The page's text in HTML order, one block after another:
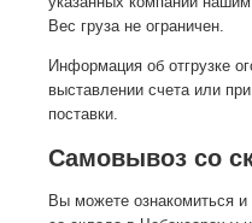
Вес груза не ограничен.
Информация об отгрузке
выставлении счета или
поставки.
Самовывоз со
Вы можете ознакомиться